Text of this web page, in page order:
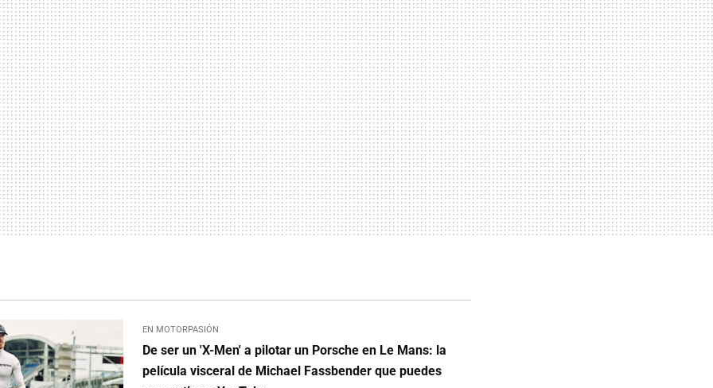
EN MOTORPASIÓN
De ser un 'X-Men' a pilotar un Porsche en Le Mans: la
película visceral de Michael Fassbender que puedes